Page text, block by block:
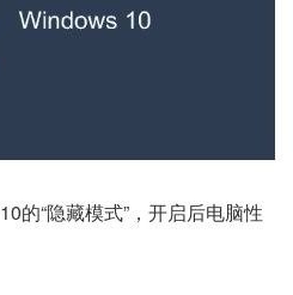
的“隐藏模式”，开启后电脑性